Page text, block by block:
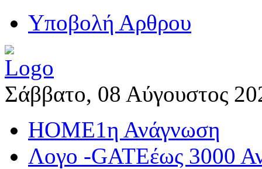
Yποβολή Αρθρου
Σάββατο, 08 Αύγουστος
HOME1η Ανάγνωση
Λογο -GATEέως 3000